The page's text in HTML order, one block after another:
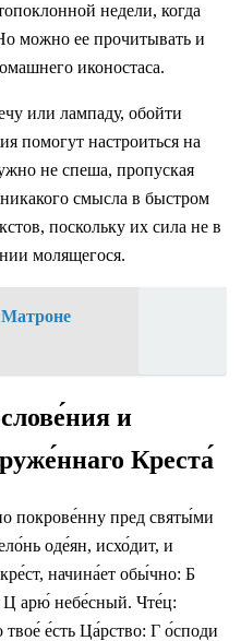
недели, когда
можно ее прочитывать и
иконостаса.
или лампаду, обойти
помогут настроиться на
не спеша, пропуская
смысла в быстром
поскольку их сила не в
молящегося.
и
Креста́
покрове́нну пред святы́ми
оде́ян, исхо́дит, и
начина́ет обы́чно: Б
Ц арю́ небе́сный. Чте́ц:
е́сть Ца́рство: Г о́споди